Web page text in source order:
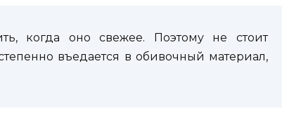
когда оно свежее. Поэтому не стоит
въедается в обивочный материал,